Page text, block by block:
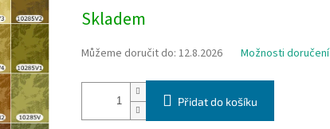
cena:
Skladem
Můžeme doručit do: 12.8.2026 Možnosti doručení
Přidat do košíku